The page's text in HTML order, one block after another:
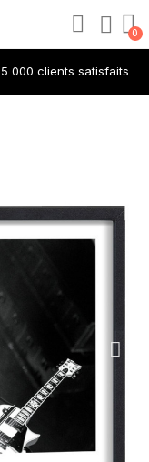
000 clients satisfaits